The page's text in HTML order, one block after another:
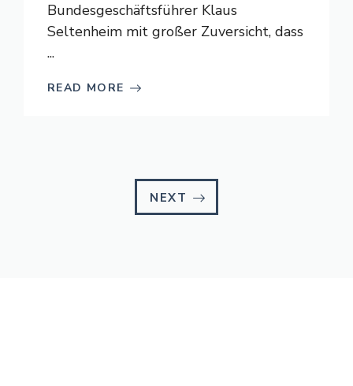
Bundesgeschäftsführer Klaus
Seltenheim mit großer Zuversicht, dass
...
READ MORE
NEXT